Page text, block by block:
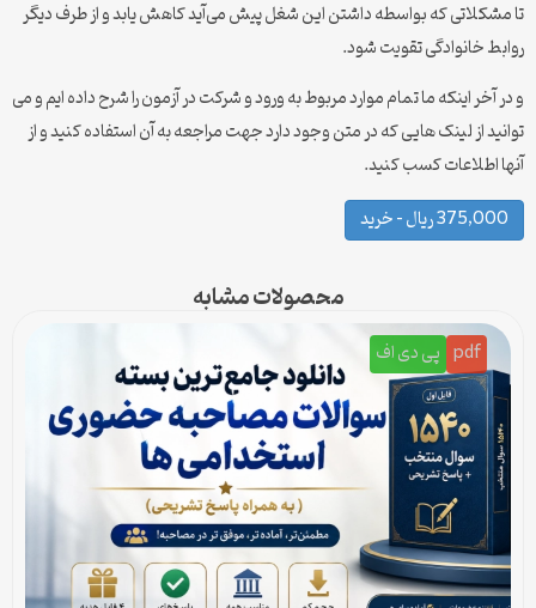
تا مشکلاتی که بواسطه داشتن این شغل پیش می‌آید کاهش یابد و از طرف دیگر
روابط خانوادگی تقویت شود.
و در آخر اینکه ما تمام موارد مربوط به ورود و شرکت در آزمون را شرح داده ایم و می
توانید از لینک هایی که در متن وجود دارد جهت مراجعه به آن استفاده کنید و از
آنها اطلاعات کسب کنید.
375,000 ریال – خرید
محصولات مشابه
pdf پی دی اف